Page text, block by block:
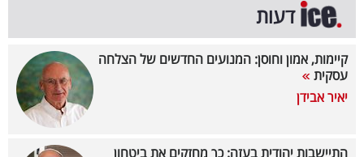
הכלכלי
פודקאסט
40
דעות
קיימות, אמון וחוסן: המנועים החדשים של הצלחה
עסקית
יאיר אבידן
התיישבות יהודית בעזה: כך מחזקים את ביטחון